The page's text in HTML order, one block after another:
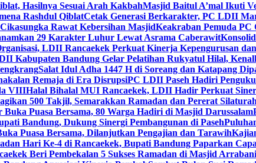
Hasilnya Sesuai Arah KakbahMasjid Baitul A’mal Ikuti
Rashdul QiblatCetak Generasi Berkarakter, PC LDII
Rawat Kebersihan MasjidKeakraban Pemuda
29 Karakter Luhur Lewat Asrama Caberawit
LDII Rancaekek Perkuat Kinerja Kepengurusan dan
Kabupaten Bandung Gelar Pelatihan Rukyatul Hilal,
Salat Idul Adha 1447 H di Soreang dan Katapang
Remaja di Era DisrupsiPC LDII Paseh Hadiri
VIIIHalal Bihalal MUI Rancaekek, LDII Hadir Perkuat
500 Takjil, Semarakkan Ramadan dan Pererat
Puasa Bersama, 80 Warga Hadiri di Masjid Darussalam
Bandung, Dukung Sinergi Pembangunan di Paseh
Puasa Bersama, Dilanjutkan Pengajian dan Tarawih
Hari Ke-4 di Rancaekek, Bupati Bandung Paparkan
Beri Pembekalan 5 Sukses Ramadan di Masjid